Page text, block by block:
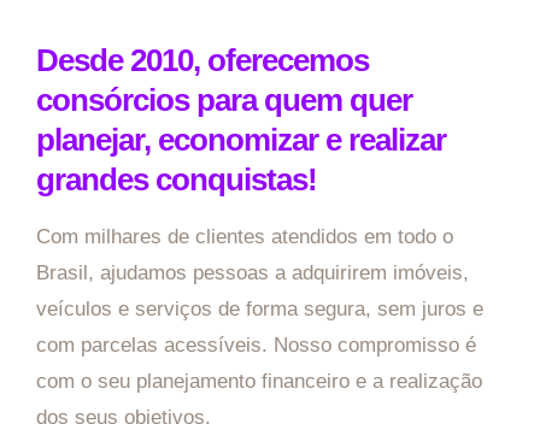
Desde 2010, oferecemos
consórcios para quem quer
planejar, economizar e realizar
grandes conquistas!
Com milhares de clientes atendidos em todo o
Brasil, ajudamos pessoas a adquirirem imóveis,
veículos e serviços de forma segura, sem juros e
com parcelas acessíveis. Nosso compromisso é
com o seu planejamento financeiro e a realização
dos seus objetivos.